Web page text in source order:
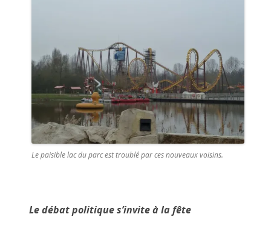
Le paisible lac du parc est troublé par ces nouveaux voisins.
Le débat politique s’invite à la fête